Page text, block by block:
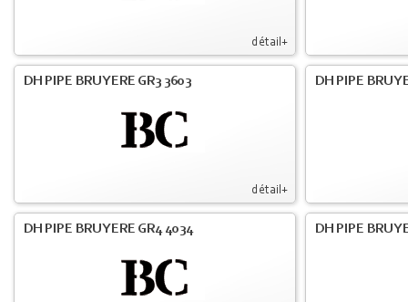
détail+
détail+
DH PIPE BRUYERE GR3 3603 DH PIPE
DH PIPE BRUYERE GR4 4034 DH PIPE